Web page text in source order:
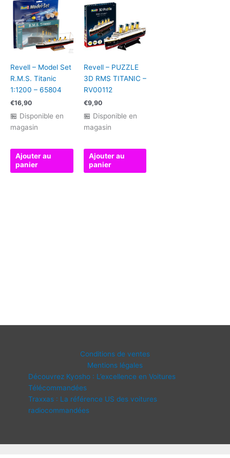
Revell – Model Set
R.M.S. Titanic
1:1200 – 65804
€16,90
🏪 Disponible en
magasin
Ajouter au
panier
Revell – PUZZLE
3D RMS TITANIC –
RV00112
€9,90
🏪 Disponible en
magasin
Ajouter au
panier
Conditions de ventes
Mentions légales
Découvrez Kyosho : L’excellence en Voitures
Télécommandées
Traxxas : La référence US des voitures
radiocommandées